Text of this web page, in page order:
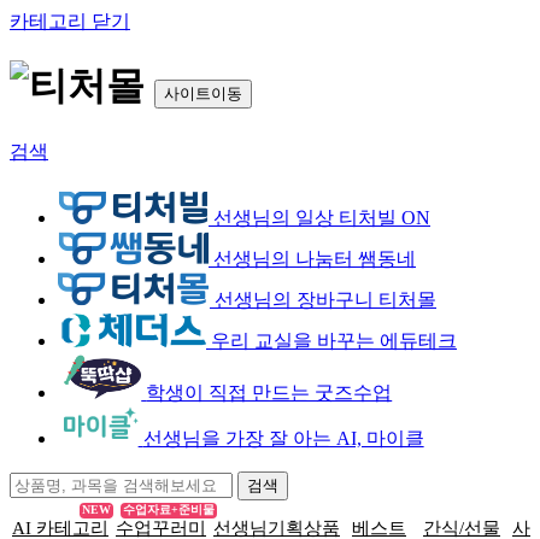
카테고리 닫기
사이트이동
검색
선생님의 일상 티처빌 ON
선생님의 나눔터 쌤동네
선생님의 장바구니 티처몰
우리 교실을 바꾸는 에듀테크
학생이 직접 만드는 굿즈수업
선생님을 가장 잘 아는 AI, 마이클
AI 카테고리
NEW
수업꾸러미
수업자료+준비물
선생님기획상품 베스트 간식/선물 사